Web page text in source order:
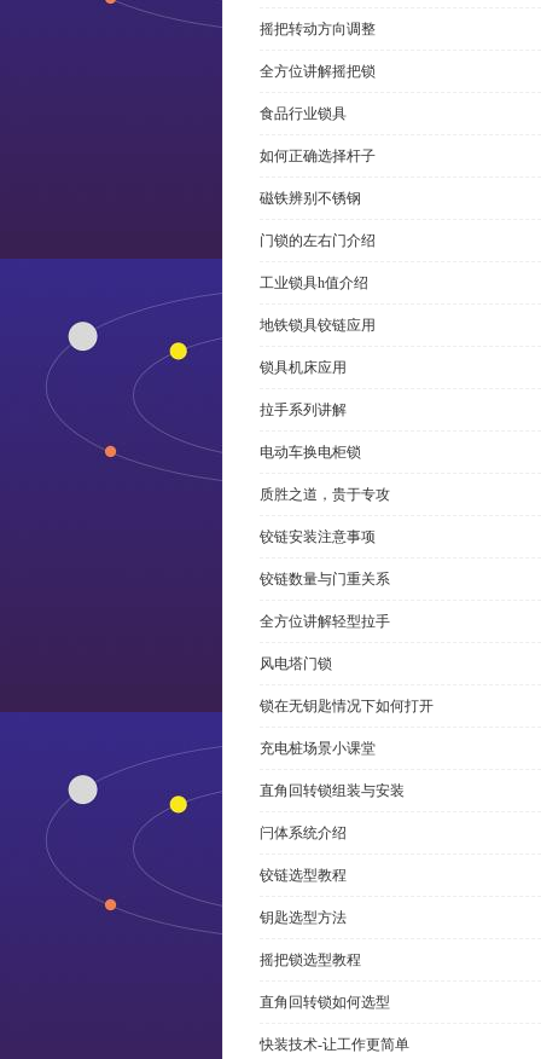
摇把转动方向调整
全方位讲解摇把锁
食品行业锁具
如何正确选择杆子
磁铁辨别不锈钢
门锁的左右门介绍
工业锁具h值介绍
地铁锁具铰链应用
锁具机床应用
拉手系列讲解
电动车换电柜锁
质胜之道，贵于专攻
铰链安装注意事项
铰链数量与门重关系
全方位讲解轻型拉手
风电塔门锁
锁在无钥匙情况下如何打开
充电桩场景小课堂
直角回转锁组装与安装
闩体系统介绍
铰链选型教程
钥匙选型方法
摇把锁选型教程
直角回转锁如何选型
快装技术-让工作更简单